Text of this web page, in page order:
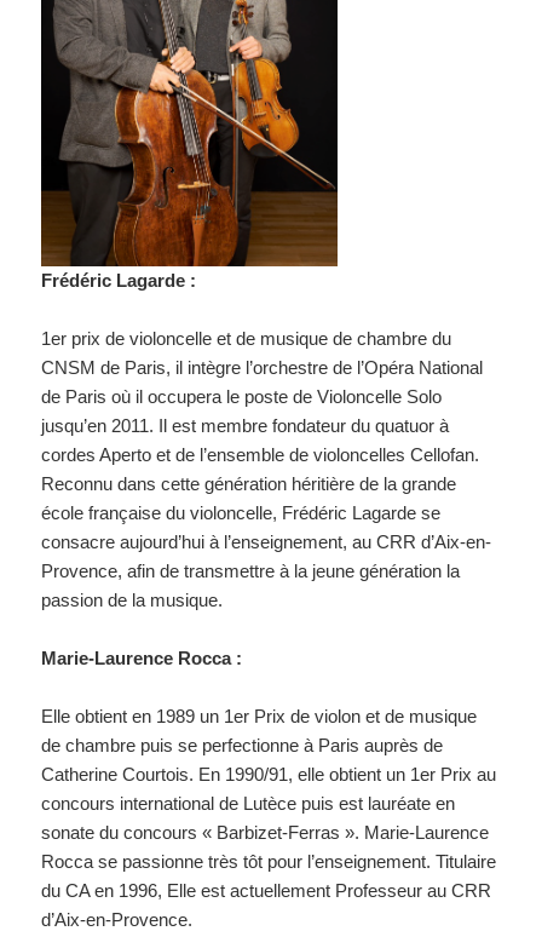
Frédéric Lagarde :
1er prix de violoncelle et de musique de chambre du
CNSM de Paris, il intègre l’orchestre de l’Opéra National
de Paris où il occupera le poste de Violoncelle Solo
jusqu’en 2011. Il est membre fondateur du quatuor à
cordes Aperto et de l’ensemble de violoncelles Cellofan.
Reconnu dans cette génération héritière de la grande
école française du violoncelle, Frédéric Lagarde se
consacre aujourd’hui à l’enseignement, au CRR d’Aix-en-
Provence, afin de transmettre à la jeune génération la
passion de la musique.
Marie-Laurence Rocca :
Elle obtient en 1989 un 1er Prix de violon et de musique
de chambre puis se perfectionne à Paris auprès de
Catherine Courtois. En 1990/91, elle obtient un 1er Prix au
concours international de Lutèce puis est lauréate en
sonate du concours « Barbizet-Ferras ». Marie-Laurence
Rocca se passionne très tôt pour l’enseignement. Titulaire
du CA en 1996, Elle est actuellement Professeur au CRR
d’Aix-en-Provence.